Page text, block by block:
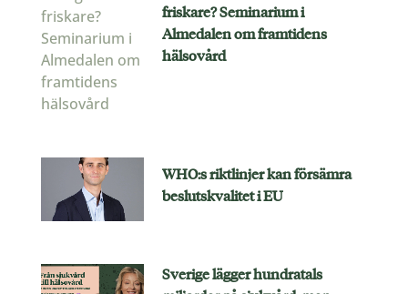
friskare? Seminarium i
Almedalen om framtidens
hälsovård
WHO:s riktlinjer kan försämra
beslutskvalitet i EU
Sverige lägger hundratals